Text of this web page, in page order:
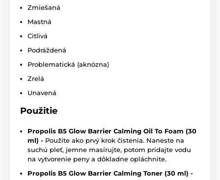
Zmiešaná
Mastná
Citlivá
Podráždená
Problematická (aknózna)
Zrelá
Unavená
Použitie
Propolis B5 Glow Barrier Calming Oil To Foam (30
ml) - Použite ako prvý krok čistenia. Naneste na
suchú pleť, jemne masírujte, potom pridajte vodu
na vytvorenie peny a dôkladne opláchnite.
Propolis B5 Glow Barrier Calming Toner (30 ml) -